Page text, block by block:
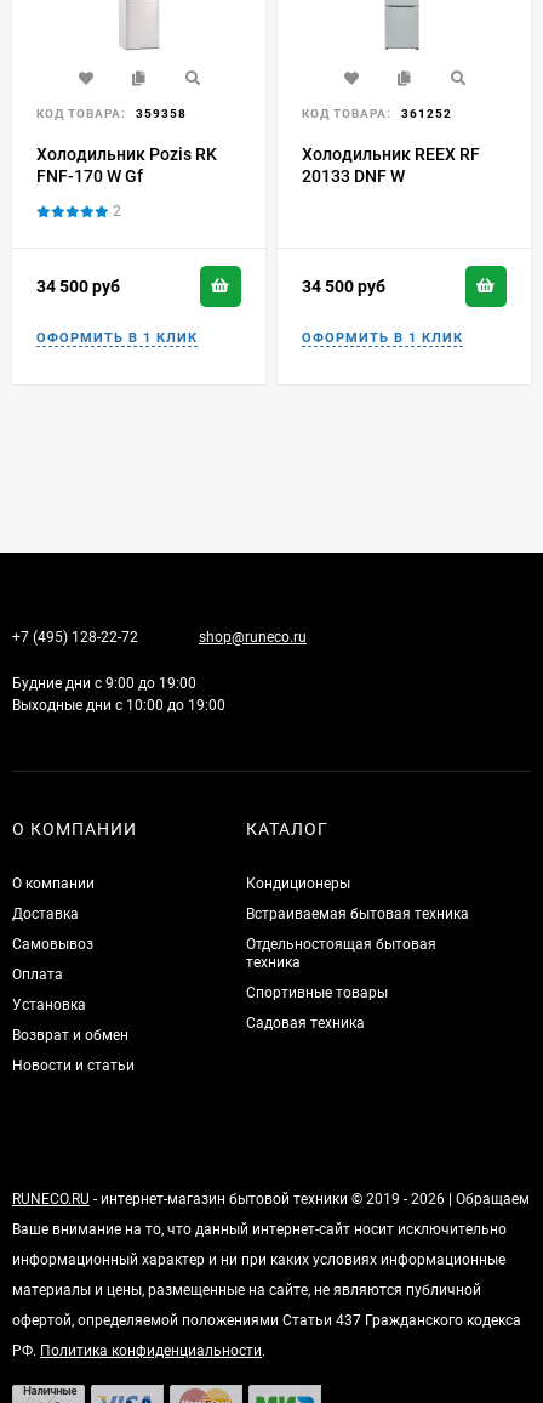
КОД ТОВАРА: 359358
Холодильник Pozis RK
FNF-170 W Gf
2
34 500руб
КОД ТОВАРА: 361252
Холодильник REEX RF
20133 DNF W
34 500руб
+7 (495) 128-22-72 shop@runeco.ru
Будние дни с 9:00 до 19:00
Выходные дни с 10:00 до 19:00
О КОМПАНИИ
О компании
Доставка
Самовывоз
Оплата
Установка
Возврат и обмен
Новости и статьи
КАТАЛОГ
Кондиционеры
Встраиваемая бытовая техника
Отдельностоящая бытовая
техника
Спортивные товары
Садовая техника
RUNECO.RU - интернет-магазин бытовой техники © 2019 - 2026 | Обращаем
Ваше внимание на то, что данный интернет-сайт носит исключительно
информационный характер и ни при каких условиях информационные
материалы и цены, размещенные на сайте, не являются публичной
офертой, определяемой положениями Статьи 437 Гражданского кодекса
РФ. Политика конфиденциальности.